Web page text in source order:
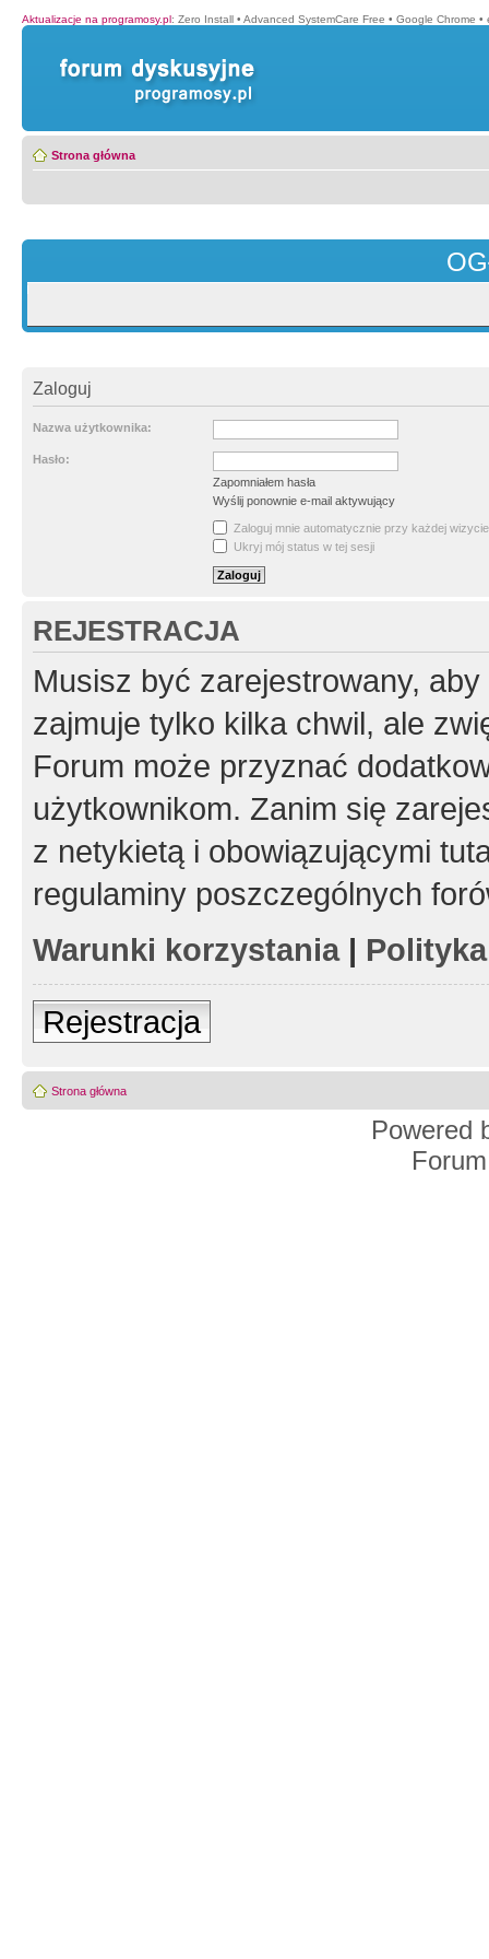
Aktualizacje na programosy.pl: Zero Install • Advanced SystemCare Free • Google Chrome •
Strona główna
Zaloguj
Nazwa użytkownika:
Hasło:
Zapomniałem hasła
Wyślij ponownie e-mail aktywujący
Zaloguj mnie automatycznie przy każdej wizycie
Ukryj mój status w tej sesji
REJESTRACJA
Musisz być zarejestrowany,
zajmuje tylko kilka chwil, ale
Forum może przyznać
użytkownikom. Zanim się
z netykietą i obowiązującymi
regulaminy poszczególnych
Warunki korzystania|
Rejestracja
Strona główna
Powered